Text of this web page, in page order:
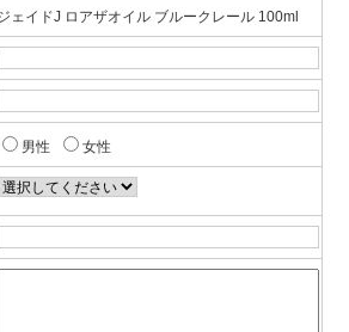
ェイドJ ロアザオイル ブルークレール 100ml
男性 女性